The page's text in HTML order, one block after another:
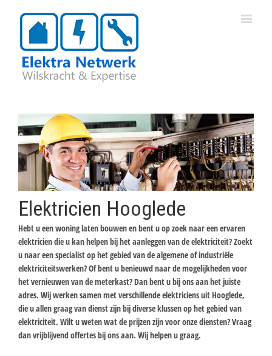
Elektricien Hooglede
Hebt u een woning laten bouwen en bent u op zoek naar een ervaren
elektricien die u kan helpen bij het aanleggen van de elektriciteit? Zoekt
u naar een specialist op het gebied van de algemene of industriële
elektriciteitswerken? Of bent u benieuwd naar de mogelijkheden voor
het vernieuwen van de meterkast? Dan bent u bij ons aan het juiste
adres. Wij werken samen met verschillende elektriciens uit Hooglede,
die u allen graag van dienst zijn bij diverse klussen op het gebied van
elektriciteit. Wilt u weten wat de prijzen zijn voor onze diensten? Vraag
dan vrijblijvend offertes bij ons aan. Wij helpen u graag.